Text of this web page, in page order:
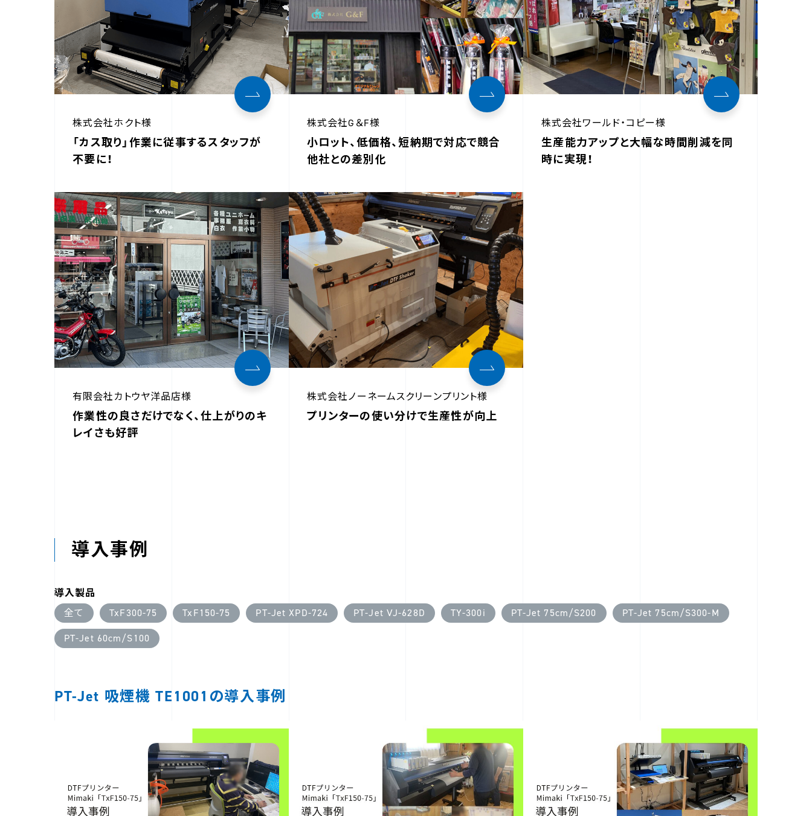
株式会社ホクト様
「カス取り」作業に従事するスタッフが
不要に！
株式会社G＆F様
小ロット、低価格、短納期で対応で競合
他社との差別化
株式会社ワールド・コピー様
生産能力アップと大幅な時間削減を同
時に実現！
有限会社カトウヤ洋品店様
作業性の良さだけでなく、仕上がりのキ
レイさも好評
株式会社ノーネームスクリーンプリント様
プリンターの使い分けで生産性が向上
導入事例
導入製品
全て
TxF300-75 TxF150-75 PT-Jet XPD-724 PT-Jet VJ-628D TY-300i PT-Jet 75cm/S200
PT-Jet 75cm/S300-M
PT-Jet 60cm/S100
PT-Jet 吸煙機 TE1001の導入事例